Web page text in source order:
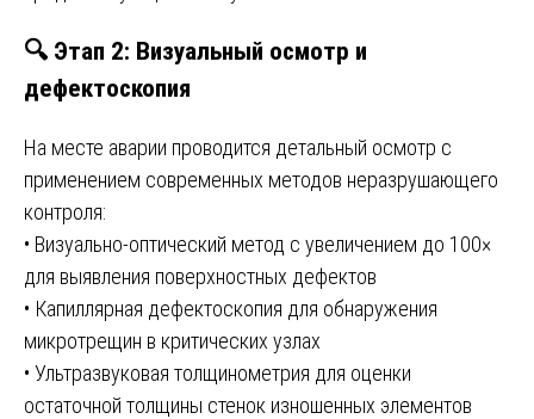
🔍 Этап 2: Визуальный осмотр и
дефектоскопия
На месте аварии проводится детальный осмотр с
применением современных методов неразрушающего
контроля:
• Визуально-оптический метод с увеличением до 100×
для выявления поверхностных дефектов
• Капиллярная дефектоскопия для обнаружения
микротрещин в критических узлах
• Ультразвуковая толщинометрия для оценки
остаточной толщины стенок изношенных элементов